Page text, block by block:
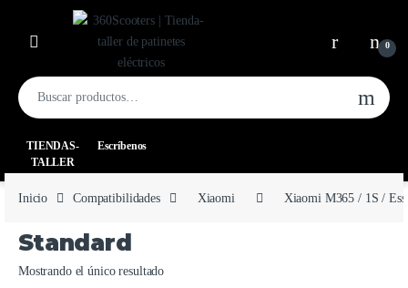
0
TIENDAS-
TALLER
Escríbenos
Inicio Compatibilidades Xiaomi Xiaomi M365 / 1S /
Standard
Mostrando el único resultado